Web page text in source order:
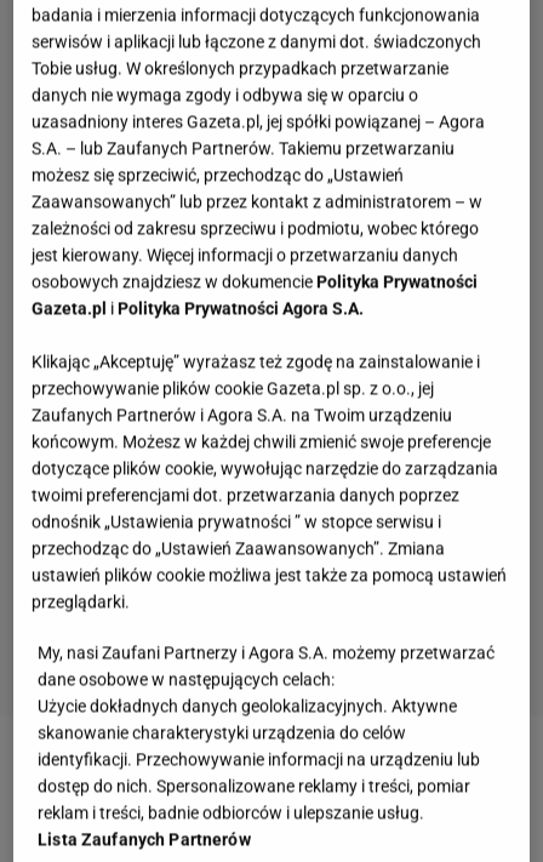
badania i mierzenia informacji dotyczących funkcjonowania
serwisów i aplikacji lub łączone z danymi dot. świadczonych
Tobie usług. W określonych przypadkach przetwarzanie
danych nie wymaga zgody i odbywa się w oparciu o
uzasadniony interes Gazeta.pl, jej spółki powiązanej – Agora
S.A. – lub Zaufanych Partnerów. Takiemu przetwarzaniu
możesz się sprzeciwić, przechodząc do „Ustawień
Zaawansowanych” lub przez kontakt z administratorem – w
zależności od zakresu sprzeciwu i podmiotu, wobec którego
jest kierowany. Więcej informacji o przetwarzaniu danych
osobowych znajdziesz w dokumenciePolityka Prywatności
Gazeta.pl iPolityka Prywatności Agora S.A.
Klikając „Akceptuję” wyrażasz też zgodę na zainstalowanie i
przechowywanie plików cookie Gazeta.pl sp. z o.o., jej
Zaufanych Partnerów i Agora S.A. na Twoim urządzeniu
końcowym. Możesz w każdej chwili zmienić swoje preferencje
dotyczące plików cookie, wywołując narzędzie do zarządzania
twoimi preferencjami dot. przetwarzania danych poprzez
odnośnik „Ustawienia prywatności ” w stopce serwisu i
przechodząc do „Ustawień Zaawansowanych”. Zmiana
ustawień plików cookie możliwa jest także za pomocą ustawień
przeglądarki.
My, nasi Zaufani Partnerzy i Agora S.A. możemy przetwarzać
dane osobowe w następujących celach:
Użycie dokładnych danych geolokalizacyjnych. Aktywne
skanowanie charakterystyki urządzenia do celów
identyfikacji. Przechowywanie informacji na urządzeniu lub
dostęp do nich. Spersonalizowane reklamy i treści, pomiar
reklam i treści, badnie odbiorców i ulepszanie usług.
Lista Zaufanych Partnerów